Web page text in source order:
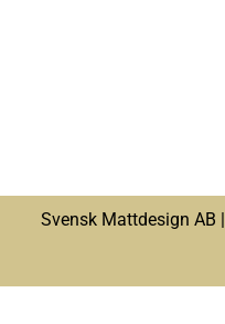
Svensk Mattdesign AB |